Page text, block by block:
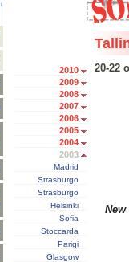
2010
2009
2008
2007
2006
2005
2004
2003
Madrid
Strasburgo
Strasburgo
Helsinki
Sofia
Stoccarda
Parigi
Glasgow
20-22